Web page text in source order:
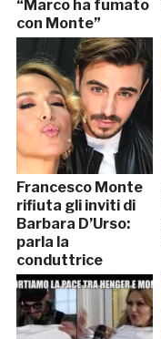
“Marco ha fumato
con Monte”
Francesco Monte
rifiuta gli inviti di
Barbara D’Urso:
parla la
conduttrice